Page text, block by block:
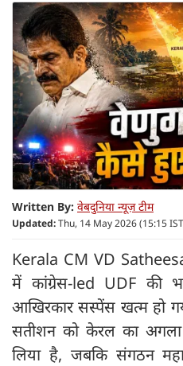
Written By: वेबदुनिया न्यूज़ टीम
Updated:Thu, 14 May 2026 (15:15
Kerala CM VD
में कांग्रेस-led UDF की
आखिरकार सस्पेंस खत्म हो
सतीशन को केरल का अगला
लिया है, जबकि संगठन